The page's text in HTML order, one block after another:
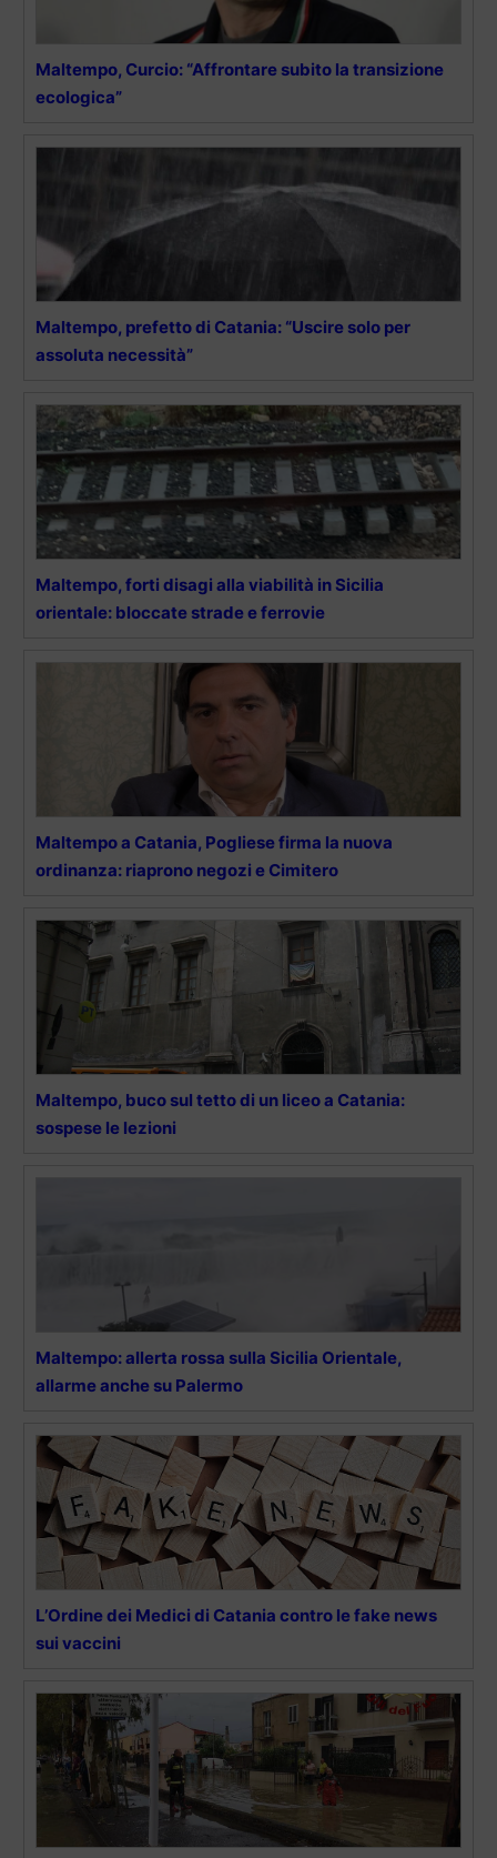
Maltempo, Curcio: “Affrontare subito la transizione
ecologica”
Maltempo, prefetto di Catania: “Uscire solo per
assoluta necessità”
Maltempo, forti disagi alla viabilità in Sicilia
orientale: bloccate strade e ferrovie
Maltempo a Catania, Pogliese firma la nuova
ordinanza: riaprono negozi e Cimitero
Maltempo, buco sul tetto di un liceo a Catania:
sospese le lezioni
Maltempo: allerta rossa sulla Sicilia Orientale,
allarme anche su Palermo
L’Ordine dei Medici di Catania contro le fake news
sui vaccini